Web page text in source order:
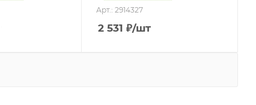
Арт.: 2914327
2 531 ₽/шт